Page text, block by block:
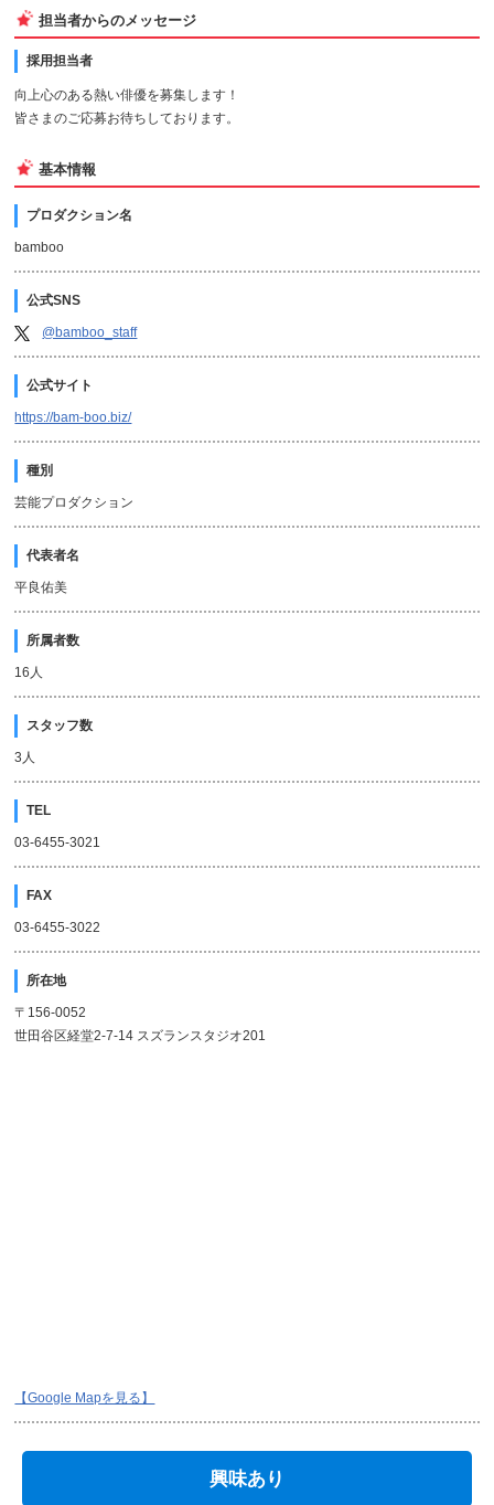
担当者からのメッセージ
採用担当者
向上心のある熱い俳優を募集します！
皆さまのご応募お待ちしております。
基本情報
プロダクション名
bamboo
公式SNS
@bamboo_staff
公式サイト
https://bam-boo.biz/
種別
芸能プロダクション
代表者名
平良佑美
所属者数
16人
スタッフ数
3人
TEL
03-6455-3021
FAX
03-6455-3022
所在地
〒156-0052
世田谷区経堂2-7-14 スズランスタジオ201
【Google Mapを見る】
興味あり